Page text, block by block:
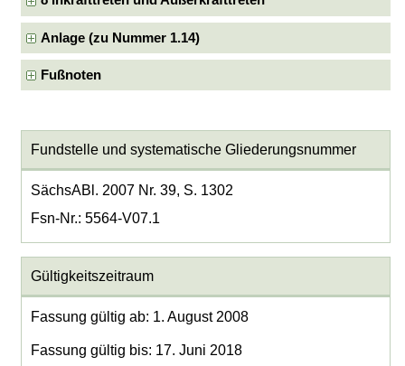
Anlage (zu Nummer 1.14)
Fußnoten
Fundstelle und systematische Gliederungsnummer
SächsABl. 2007 Nr. 39, S. 1302
Fsn-Nr.: 5564-V07.1
Gültigkeitszeitraum
Fassung gültig ab: 1. August 2008
Fassung gültig bis: 17. Juni 2018